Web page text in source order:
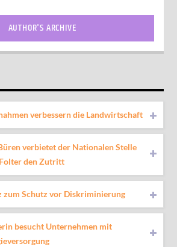
AUTHOR'S ARCHIVE
verbessern die Landwirtschaft
verbietet der Nationalen Stelle
den Zutritt
zum Schutz vor Diskriminierung
besucht Unternehmen mit